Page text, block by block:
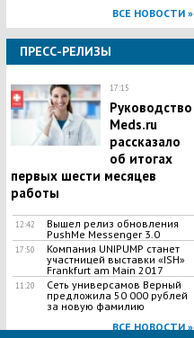
ВСЕ НОВОСТИ »
ПРЕСС-РЕЛИЗЫ
17:15
Руководство
Meds.ru
рассказало
об итогах
первых шести месяцев
работы
12:42
Вышел релиз обновления
PushMe Messenger 3.0
17:50
Компания UNIPUMP станет
участницей выставки «ISH»
Frankfurt am Main 2017
11:20
Сеть универсамов Верный
предложила 50 000 рублей
за новую фамилию
ВСЕ НОВОСТИ »